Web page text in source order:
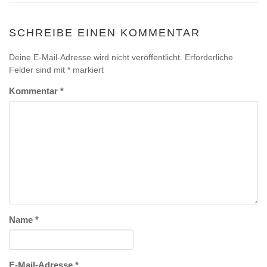
SCHREIBE EINEN KOMMENTAR
Deine E-Mail-Adresse wird nicht veröffentlicht. Erforderliche
Felder sind mit * markiert
Kommentar *
Name *
E-Mail-Adresse *